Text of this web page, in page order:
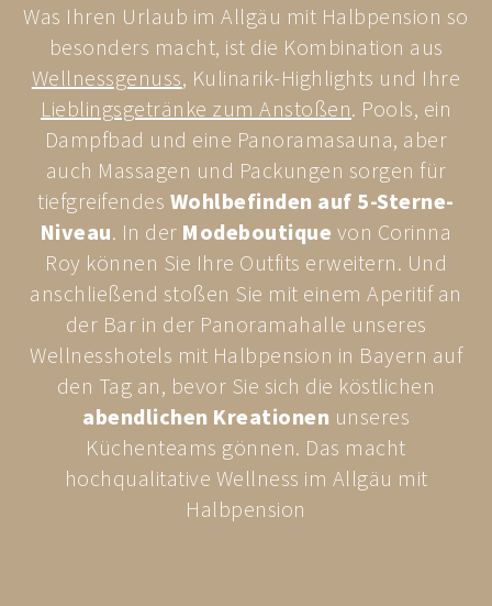
Was Ihren Urlaub im Allgäu mit Halbpension so
besonders macht, ist die Kombination aus
Wellnessgenuss, Kulinarik-Highlights und Ihre
Lieblingsgetränke zum Anstoßen. Pools, ein
Dampfbad und eine Panoramasauna, aber
auch Massagen und Packungen sorgen für
tiefgreifendes Wohlbefinden auf 5-Sterne-
Niveau. In der Modeboutique von Corinna
Roy können Sie Ihre Outfits erweitern. Und
anschließend stoßen Sie mit einem Aperitif an
der Bar in der Panoramahalle unseres
Wellnesshotels mit Halbpension in Bayern auf
den Tag an, bevor Sie sich die köstlichen
abendlichen Kreationen unseres
Küchenteams gönnen. Das macht
hochqualitative Wellness im Allgäu mit
Halbpension